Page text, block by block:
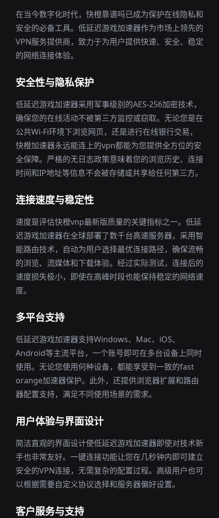
在当今数字化时代，快橙靠谱吗已成为保护在线隐私和
安全的必备工具。低延迟游戏加速器作为市场上领先的
VPN服务提供商，致力于为用户提供快速、安全、稳定
的网络连接体验。
安全性与隐私保护
低延迟游戏加速器采用军事级别的AES-256加密技术，
确保您的在线活动不被第三方监控或窃取。无论您是在
公共Wi-Fi环境下浏览网页，还是进行在线银行交易，
快橙加速器永远能连上的vpn都能为您提供全方位的安
全保障。严格的无日志政策意味着您的浏览历史、连接
时间和IP地址等信息不会被存储或共享给任何第三方。
连接速度与稳定性
速度是评估快橙vnp最新版质量的关键指标之一。低延
迟游戏加速器在全球部署了数千台高速服务器，采用智
能路由技术，自动为用户选择最优连接路径，确保流畅
的浏览、流媒体和下载体验。经过实际测试，连接后的
速度损失极小，即使在高峰时段也能保持稳定的网络速
度。
多平台支持
低延迟游戏加速器支持Windows、Mac、iOS、
Android等主流平台，一个账号即可在多台设备上同时
使用。无论您使用何种设备，都能享受到一致的fast
orange加速器保护。此外，还提供浏览器扩展和路由
器配置支持，满足不同使用场景的需求。
用户体验与界面设计
简洁直观的界面设计使低延迟游戏加速器即使对技术新
手也非常友好。一键连接功能让您在几秒钟内即可建立
安全的VPN连接，无需复杂的配置过程。高级用户也可
以根据需要自定义协议选择和服务器偏好设置。
客户服务与支持